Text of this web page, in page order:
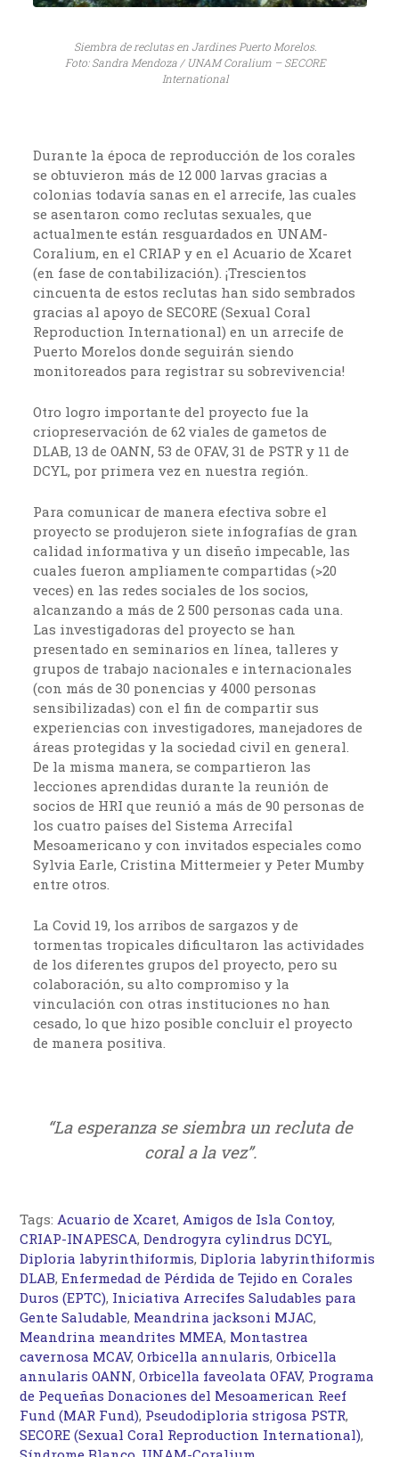
Siembra de reclutas en Jardines Puerto Morelos.
Foto: Sandra Mendoza / UNAM Coralium – SECORE
International
Durante la época de reproducción de los corales
se obtuvieron más de 12 000 larvas gracias a
colonias todavía sanas en el arrecife, las cuales
se asentaron como reclutas sexuales, que
actualmente están resguardados en UNAM-
Coralium, en el CRIAP y en el Acuario de Xcaret
(en fase de contabilización). ¡Trescientos
cincuenta de estos reclutas han sido sembrados
gracias al apoyo de SECORE (Sexual Coral
Reproduction International) en un arrecife de
Puerto Morelos donde seguirán siendo
monitoreados para registrar su sobrevivencia!
Otro logro importante del proyecto fue la
criopreservación de 62 viales de gametos de
DLAB, 13 de OANN, 53 de OFAV, 31 de PSTR y 11 de
DCYL, por primera vez en nuestra región.
Para comunicar de manera efectiva sobre el
proyecto se produjeron siete infografías de gran
calidad informativa y un diseño impecable, las
cuales fueron ampliamente compartidas (>20
veces) en las redes sociales de los socios,
alcanzando a más de 2 500 personas cada una.
Las investigadoras del proyecto se han
presentado en seminarios en línea, talleres y
grupos de trabajo nacionales e internacionales
(con más de 30 ponencias y 4000 personas
sensibilizadas) con el fin de compartir sus
experiencias con investigadores, manejadores de
áreas protegidas y la sociedad civil en general.
De la misma manera, se compartieron las
lecciones aprendidas durante la reunión de
socios de HRI que reunió a más de 90 personas de
los cuatro países del Sistema Arrecifal
Mesoamericano y con invitados especiales como
Sylvia Earle, Cristina Mittermeier y Peter Mumby
entre otros.
La Covid 19, los arribos de sargazos y de
tormentas tropicales dificultaron las actividades
de los diferentes grupos del proyecto, pero su
colaboración, su alto compromiso y la
vinculación con otras instituciones no han
cesado, lo que hizo posible concluir el proyecto
de manera positiva.
“La esperanza se siembra un recluta de
coral a la vez”.
Tags: Acuario de Xcaret, Amigos de Isla Contoy,
CRIAP-INAPESCA,Dendrogyra cylindrus DCYL,
Diploria labyrinthiformis,Diploria labyrinthiformis
DLAB,Enfermedad de Pérdida de Tejido en Corales
Duros (EPTC), Iniciativa Arrecifes Saludables para
Gente Saludable, Meandrina jacksoni MJAC,
Meandrina meandrites MMEA, Montastrea
cavernosa MCAV,Orbicella annularis,Orbicella
annularis OANN,Orbicella faveolata OFAV, Programa
de Pequeñas Donaciones del Mesoamerican Reef
Fund (MAR Fund), Pseudodiploria strigosa PSTR,
SECORE (Sexual Coral Reproduction International),